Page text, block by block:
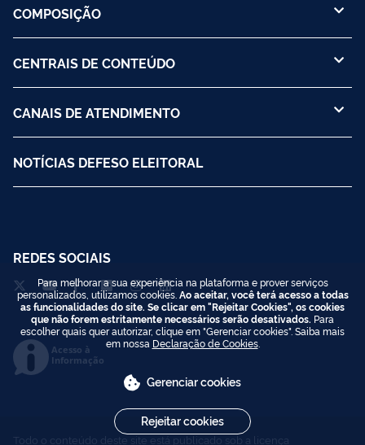
COMPOSIÇÃO
CENTRAIS DE CONTEÚDO
CANAIS DE ATENDIMENTO
NOTÍCIAS DEFESO ELEITORAL
REDES SOCIAIS
Acesso à
Informação
Todo o conteúdo deste site está publicado sob a licença
Para melhorar a sua experiência na plataforma e prover serviços
personalizados, utilizamos cookies. Ao aceitar, você terá acesso a todas
as funcionalidades do site. Se clicar em "Rejeitar Cookies", os cookies
que não forem estritamente necessários serão desativados. Para
escolher quais quer autorizar, clique em "Gerenciar cookies". Saiba mais
em nossa Declaração de Cookies.
Gerenciar cookies
Rejeitar cookies